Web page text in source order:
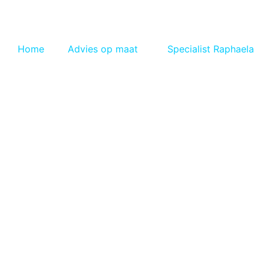
Home Advies op maat Specialist Raphaela